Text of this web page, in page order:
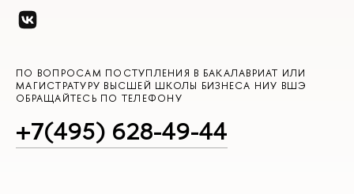
ПО ВОПРОСАМ ПОСТУПЛЕНИЯ В БАКАЛАВРИАТ ИЛИ
МАГИСТРАТУРУ ВЫСШЕЙ ШКОЛЫ БИЗНЕСА НИУ ВШЭ
ОБРАЩАЙТЕСЬ ПО ТЕЛЕФОНУ
+7(495) 628-49-44